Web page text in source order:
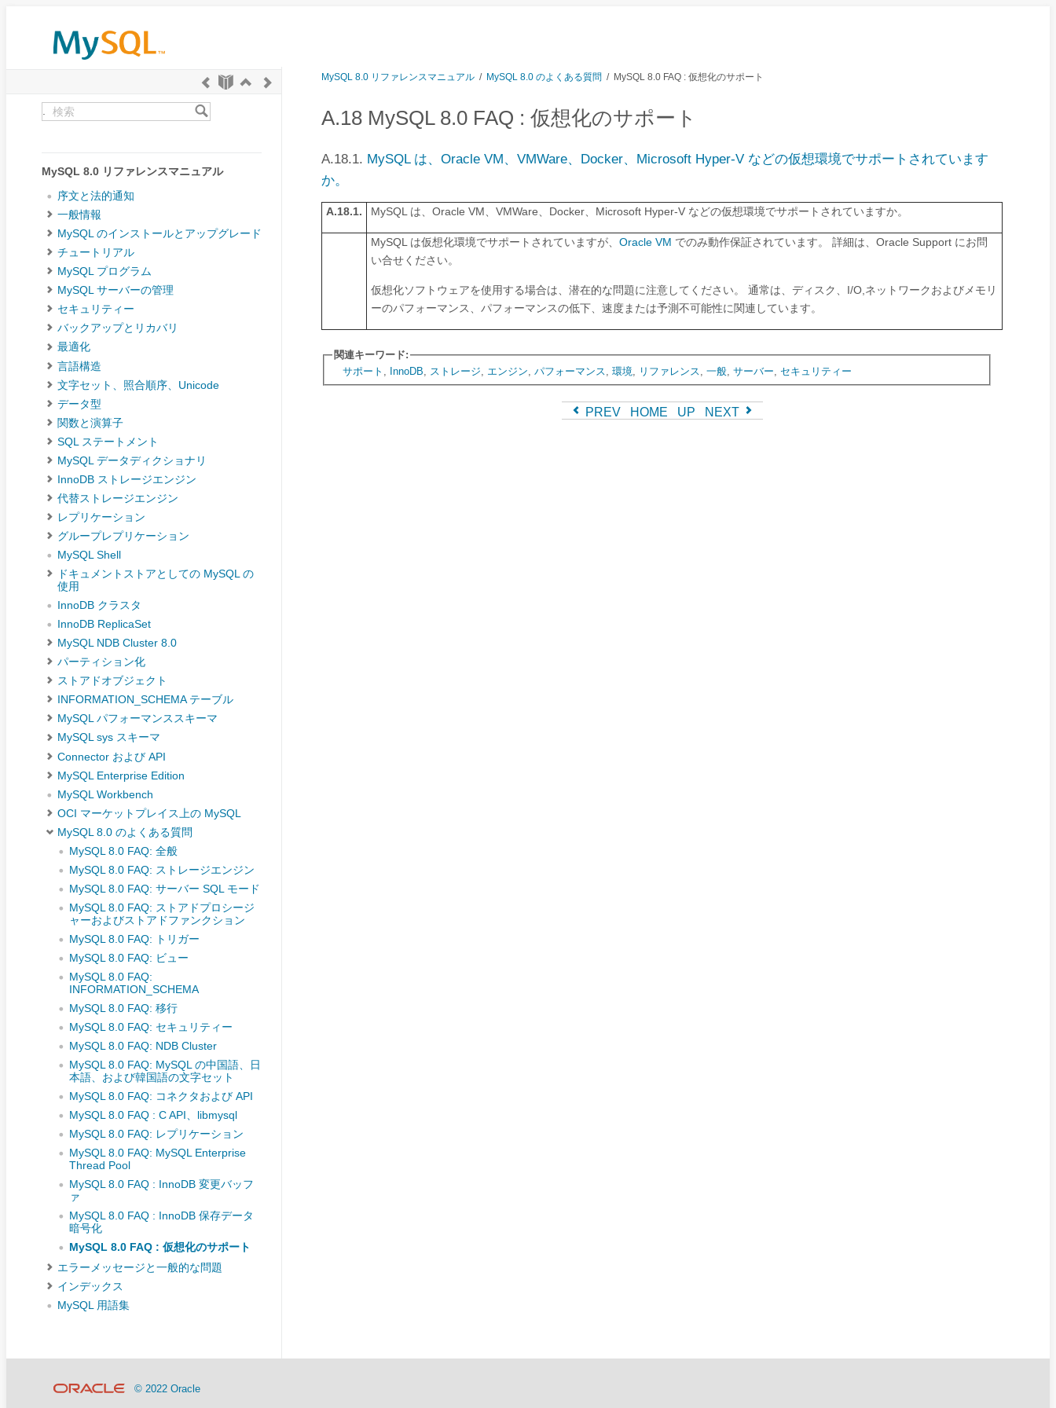
MySQL 8.0 リファレンスマニュアル
序文と法的通知
一般情報
MySQL のインストールとアップグレード
チュートリアル
MySQL プログラム
MySQL サーバーの管理
セキュリティー
バックアップとリカバリ
最適化
言語構造
文字セット、照合順序、Unicode
データ型
関数と演算子
SQL ステートメント
MySQL データディクショナリ
InnoDB ストレージエンジン
代替ストレージエンジン
レプリケーション
グループレプリケーション
MySQL Shell
ドキュメントストアとしての MySQL の
使用
InnoDB クラスタ
InnoDB ReplicaSet
MySQL NDB Cluster 8.0
パーティション化
ストアドオブジェクト
INFORMATION_SCHEMA テーブル
MySQL パフォーマンススキーマ
MySQL sys スキーマ
Connector および API
MySQL Enterprise Edition
MySQL Workbench
OCI マーケットプレイス上の MySQL
MySQL 8.0 のよくある質問
MySQL 8.0 FAQ: 全般
MySQL 8.0 FAQ: ストレージエンジン
MySQL 8.0 FAQ: サーバー SQL モード
MySQL 8.0 FAQ: ストアドプロシージ
ャーおよびストアドファンクション
MySQL 8.0 FAQ: トリガー
MySQL 8.0 FAQ: ビュー
MySQL 8.0 FAQ:
INFORMATION_SCHEMA
MySQL 8.0 FAQ: 移行
MySQL 8.0 FAQ: セキュリティー
MySQL 8.0 FAQ: NDB Cluster
MySQL 8.0 FAQ: MySQL の中国語、日
本語、および韓国語の文字セット
MySQL 8.0 FAQ: コネクタおよび API
MySQL 8.0 FAQ : C API、libmysql
MySQL 8.0 FAQ: レプリケーション
MySQL 8.0 FAQ: MySQL Enterprise
Thread Pool
MySQL 8.0 FAQ : InnoDB 変更バッフ
ァ
MySQL 8.0 FAQ : InnoDB 保存データ
暗号化
MySQL 8.0 FAQ : 仮想化のサポート
エラーメッセージと一般的な問題
インデックス
MySQL 用語集
MySQL 8.0 リファレンスマニュアル / MySQL 8.0 のよくある質問 / MySQL 8.0 FAQ : 仮想化のサポート
A.18 MySQL 8.0 FAQ : 仮想化のサポート
A.18.1. MySQL は、Oracle VM、VMWare、Docker、Microsoft Hyper-V などの仮想環境でサポートされています
か。
A.18.1. MySQL は、Oracle VM、VMWare、Docker、Microsoft Hyper-V などの仮想環境でサポートされていますか。
MySQL は仮想化環境でサポートされていますが、 Oracle VM でのみ動作保証されています。 詳細は、Oracle Support にお問
い合せください。
仮想化ソフトウェアを使用する場合は、潜在的な問題に注意してください。 通常は、ディスク、I/O,ネットワークおよびメモリ
ーのパフォーマンス、パフォーマンスの低下、速度または予測不可能性に関連しています。
関連キーワード:
サポート
InnoDB ストレージ エンジン パフォーマンス 環境 リファレンス 一般, サーバー セキュリティー
PREV HOME UP NEXT
© 2022 Oracle